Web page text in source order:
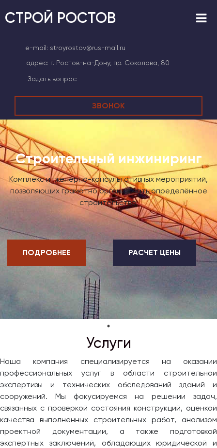
СТРОЙ РОСТОВ
e-mail: stroyrostov@rus-mail.ru
адрес: г. Ростов-на-Дону, пр. Соколова, 80
Задать вопрос
ЗВОНОК
Строительный инжиниринг
Комплекс инженерно-консультативных мероприятий,
позволяющих грамотно организовать определённое
строительство.
ПОДРОБНЕЕ РАСЧЕТ ЦЕНЫ
Услуги
Наша компания специализируется на оказании
профессиональных услуг в области строительной
экспертизы и технических обследований зданий и
сооружений. Мы фокусируемся на решении задач,
связанных с проверкой состояния конструкций, оценкой
качества выполненных строительных работ, анализом
проектной документации, а также подготовкой
экспертных заключений, обладающих юридической и